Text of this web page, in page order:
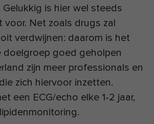
Gelukkig is hier wel steeds
voor. Net zoals drugs zal
verdwijnen: daarom is het
goed geholpen
zijn meer professionals en
zich hiervoor inzetten.
een ECG/echo elke 1-2 jaar,